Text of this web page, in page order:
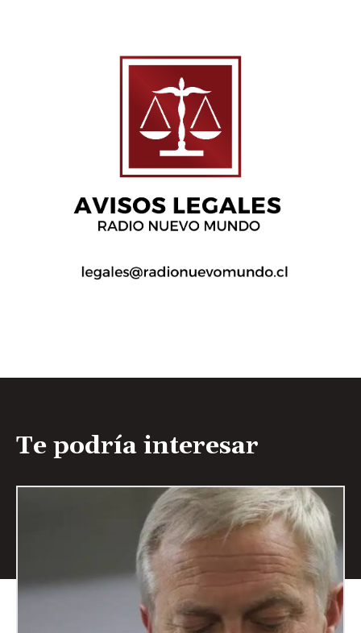
Te podría interesar